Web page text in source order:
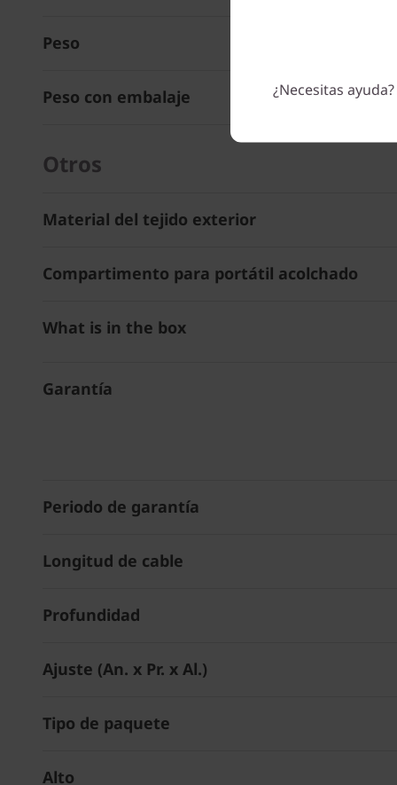
Peso
Peso con embalaje
Otros
Material del tejido exterior
Compartimento para portátil acolchado
What is in the box
Garantía
Periodo de garantía
Longitud de cable
Profundidad
Ajuste (An. x Pr. x Al.)
Tipo de paquete
Alto
¿Necesitas